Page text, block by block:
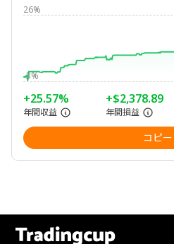
26%
-3%
+25.57%
年間収益
+$2,378.89
年間損益
コピー